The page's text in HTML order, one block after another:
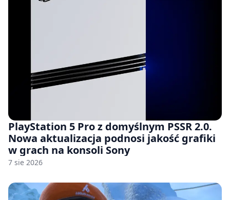
PlayStation 5 Pro z domyślnym PSSR 2.0.
Nowa aktualizacja podnosi jakość grafiki
w grach na konsoli Sony
7 sie 2026